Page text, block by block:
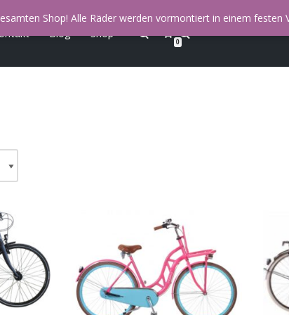
Blog Shop
0
Shop! Alle Räder werden vormontiert in einem festen